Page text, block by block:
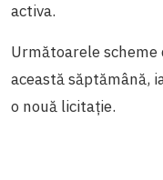
activa.
Următoarele
această săptămână,
o nouă licitație.